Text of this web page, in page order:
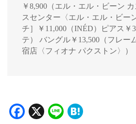
￥8,900（エル・エル・ビーン
スセンター〈エル・エル・ビー
チ］￥11,000（INÉD）ピアス￥
テ） バングル￥13,500（フレー
宿店〈フィオナ パクストン〉）
Facebook
X Line